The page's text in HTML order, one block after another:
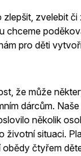
zvelebit
pro děti
že může
dárcům.
několik
životní situaci.
čtyřem